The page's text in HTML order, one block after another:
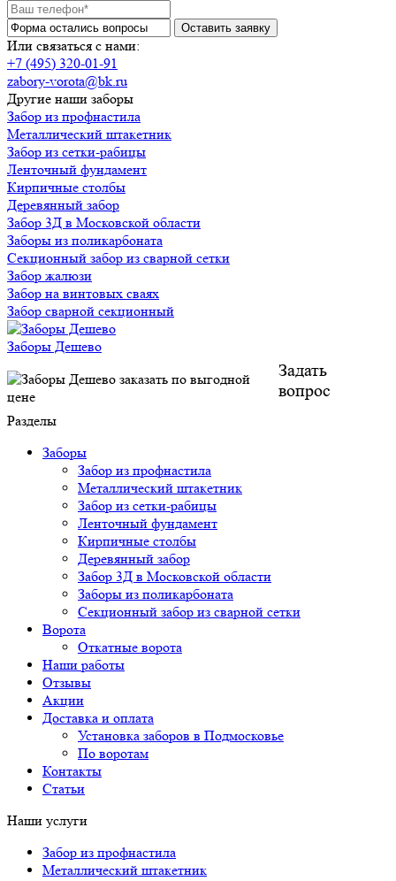
Или связаться с нами:
+7 (495) 320-01-91
zabory-vorota@bk.ru
Другие наши заборы
Забор из профнастила
Металлический штакетник
Забор из сетки-рабицы
Ленточный фундамент
Кирпичные столбы
Деревянный забор
Забор 3Д в Московской области
Заборы из поликарбоната
Секционный забор из сварной сетки
Забор жалюзи
Забор на винтовых сваях
Забор сварной секционный
Заборы Дешево
Задать
вопрос
Разделы
Заборы
Забор из профнастила
Металлический штакетник
Забор из сетки-рабицы
Ленточный фундамент
Кирпичные столбы
Деревянный забор
Забор 3Д в Московской области
Заборы из поликарбоната
Секционный забор из сварной сетки
Ворота
Откатные ворота
Наши работы
Отзывы
Акции
Доставка и оплата
Установка заборов в Подмосковье
По воротам
Контакты
Статьи
Наши услуги
Забор из профнастила
Металлический штакетник